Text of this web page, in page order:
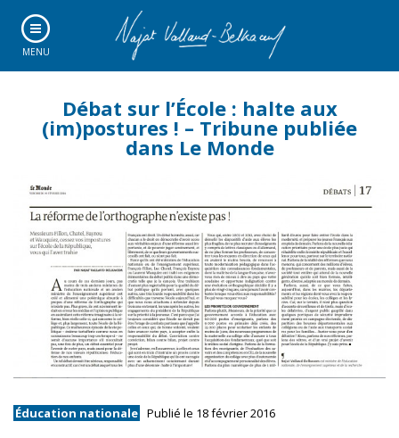
MENU
Débat sur l’École : halte aux
(im)postures ! – Tribune publiée
dans Le Monde
Éducation nationale Publié le 18 février 2016